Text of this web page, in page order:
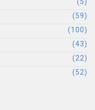
(59)
(100)
(43)
(22)
(52)